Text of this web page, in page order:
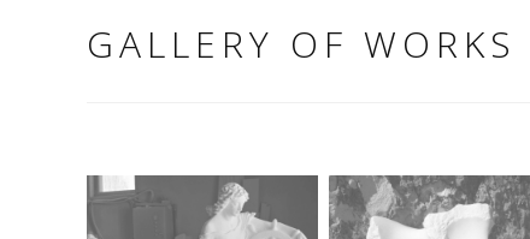
GALLERY OF WORKS